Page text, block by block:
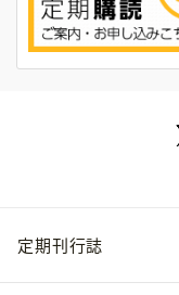
定期刊行誌